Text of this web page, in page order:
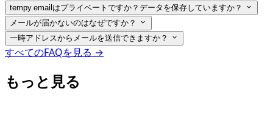
tempy.emailはプライベートですか？データを保存していますか？
メールが届かないのはなぜですか？
一時アドレスからメールを送信できますか？
すべてのFAQを見る →
もっと見る